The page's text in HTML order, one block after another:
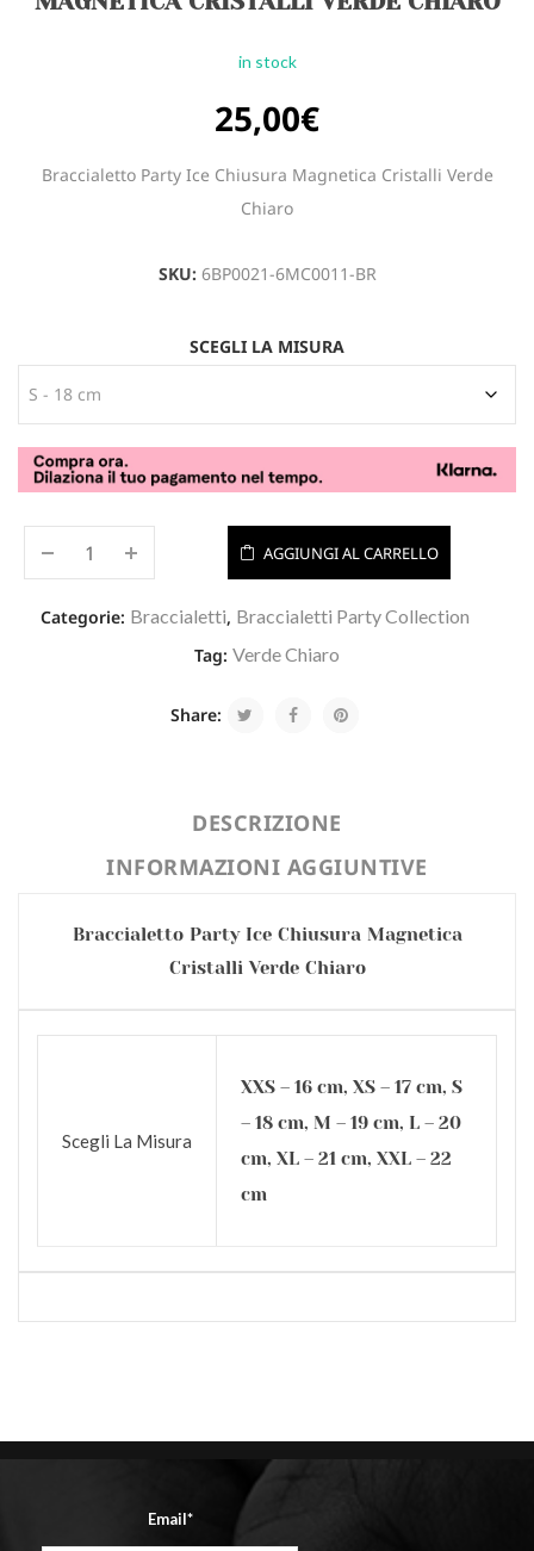
in stock
25,00€
Braccialetto Party Ice Chiusura Magnetica Cristalli Verde
Chiaro
SKU: 6BP0021-6MC0011-BR
SCEGLI LA MISURA
AGGIUNGI AL CARRELLO
Categorie: Braccialetti, Braccialetti Party Collection
Tag: Verde Chiaro
Share:
DESCRIZIONE
INFORMAZIONI AGGIUNTIVE
Braccialetto Party Ice Chiusura Magnetica
Cristalli Verde Chiaro
Scegli La Misura
XXS – 16 cm, XS – 17 cm, S
– 18 cm, M – 19 cm, L – 20
cm, XL – 21 cm, XXL – 22
cm
Email*